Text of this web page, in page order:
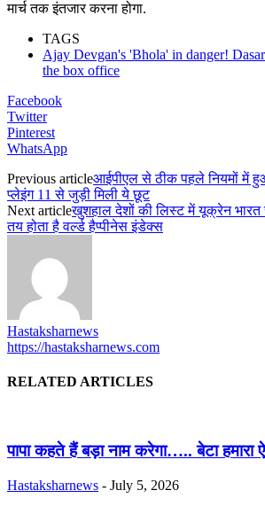
मार्च तक इंतजार करना होगा.
TAGS
Ajay Devgan's 'Bhola' in danger!
the box office
Facebook
Twitter
Pinterest
WhatsApp
Previous articleआईपीएल से ठीक पहले नियमों में
प्लेइंग 11 से जुड़ी मिली ये छूट
Next articleखुशहाल देशों की लिस्ट में यूक्रेन
तय होता है वर्ल्ड हैप्पीनेस इंडेक्स
Hastaksharnews
https://hastaksharnews.com
RELATED ARTICLES
पापा कहते हैं बड़ा नाम करेगा….. बेटा
Hastaksharnews - July 5, 2026